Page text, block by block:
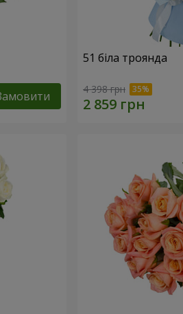
51 біла троянда
4 398 грн